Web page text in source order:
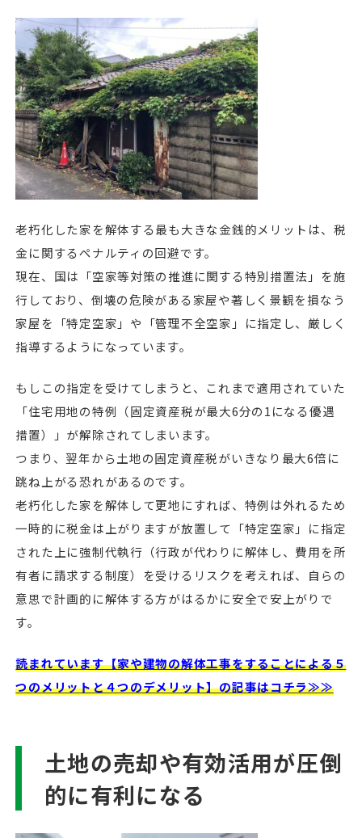
老朽化した家を解体する最も大きな金銭的メリットは、税
金に関するペナルティの回避です。
現在、国は「空家等対策の推進に関する特別措置法」を施
行しており、倒壊の危険がある家屋や著しく景観を損なう
家屋を「特定空家」や「管理不全空家」に指定し、厳しく
指導するようになっています。
もしこの指定を受けてしまうと、これまで適用されていた
「住宅用地の特例（固定資産税が最大6分の1になる優遇
措置）」が解除されてしまいます。
つまり、翌年から土地の固定資産税がいきなり最大6倍に
跳ね上がる恐れがあるのです。
老朽化した家を解体して更地にすれば、特例は外れるため
一時的に税金は上がりますが放置して「特定空家」に指定
された上に強制代執行（行政が代わりに解体し、費用を所
有者に請求する制度）を受けるリスクを考えれば、自らの
意思で計画的に解体する方がはるかに安全で安上がりで
す。
読まれています【家や建物の解体工事をすることによる５
つのメリットと４つのデメリット】の記事はコチラ≫≫
土地の売却や有効活用が圧倒
的に有利になる